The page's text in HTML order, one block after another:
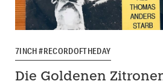
7INCH #RECORDOFTHEDAY
Die Goldenen